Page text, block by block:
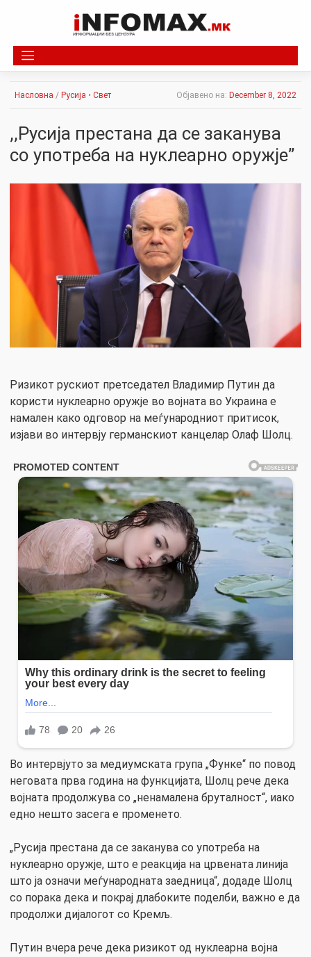
Насловна / Русија • Свет Објавено на: December 8, 2022
,,Русија престана да се заканува
со употреба на нуклеарно оружје”
Ризикот рускиот претседател Владимир Путин да
користи нуклеарно оружје во војната во Украина е
намален како одговор на меѓународниот притисок,
изјави во интервју германскиот канцелар Олаф Шолц.
Во интервјуто за медиумската група „Функе“ по повод
неговата прва година на функцијата, Шолц рече дека
војната продолжува со „ненамалена бруталност“, иако
едно нешто засега е променето.
„Русија престана да се заканува со употреба на
нуклеарно оружје, што е реакција на црвената линија
што ја означи меѓународната заедница“, додаде Шолц
со порака дека и покрај длабоките поделби, важно е да
продолжи дијалогот со Кремљ.
Путин вчера рече дека ризикот од нуклеарна војна